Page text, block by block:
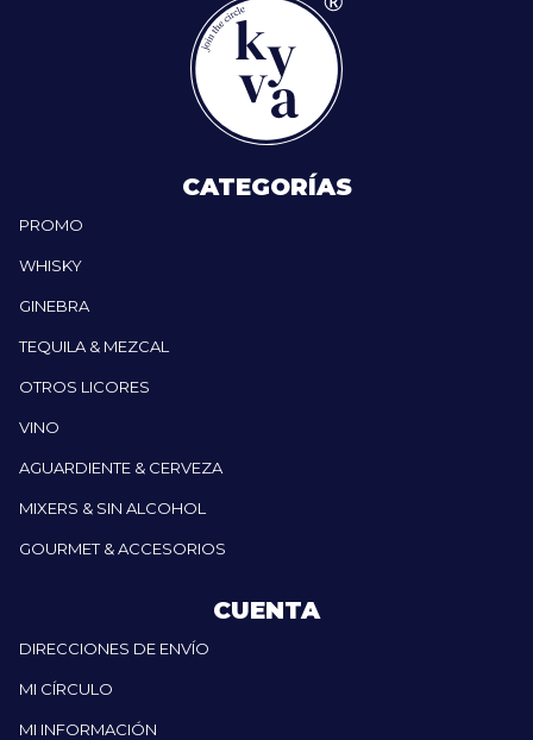
CATEGORÍAS
PROMO
WHISKY
GINEBRA
TEQUILA & MEZCAL
OTROS LICORES
VINO
AGUARDIENTE & CERVEZA
MIXERS & SIN ALCOHOL
GOURMET & ACCESORIOS
CUENTA
DIRECCIONES DE ENVÍO
MI CÍRCULO
MI INFORMACIÓN